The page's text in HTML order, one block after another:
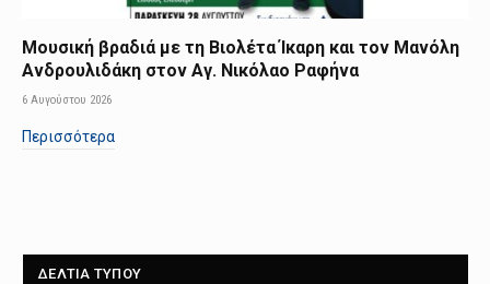
Μουσική βραδιά με τη Βιολέτα Ίκαρη και τον Μανόλη
Ανδρουλιδάκη στον Αγ. Νικόλαο Ραφήνα
6 Αυγούστου 2026
Περισσότερα
ΔΕΛΤΙΑ ΤΥΠΟΥ